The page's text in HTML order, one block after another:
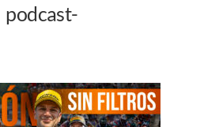
podcast-